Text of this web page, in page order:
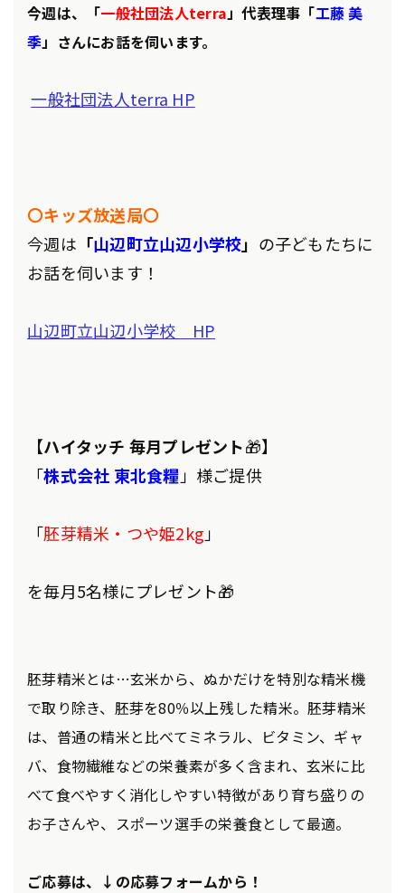
今週は、「一般社団法人terra 」代表理事「工藤 美
季」さんにお話を伺います。
一般社団法人terra HP
〇キッズ放送局〇
今週は 「山辺町立山辺小学校」 の子どもたちに
お話を伺います！
山辺町立山辺小学校 HP
【ハイタッチ 毎月プレゼント🎁】
「株式会社 東北食糧 」様ご提供
「胚芽精米・つや姫2kg 」
を毎月5名様にプレゼント🎁
胚芽精米とは…玄米から、ぬかだけを特別な精米機
で取り除き、胚芽を80％以上残した精米。胚芽精米
は、普通の精米と比べてミネラル、ビタミン、ギャ
バ、食物繊維などの栄養素が多く含まれ、玄米に比
べて食べやすく消化しやすい特徴があり育ち盛りの
お子さんや、スポーツ選手の栄養食として最適。
ご応募は、↓の応募フォームから！